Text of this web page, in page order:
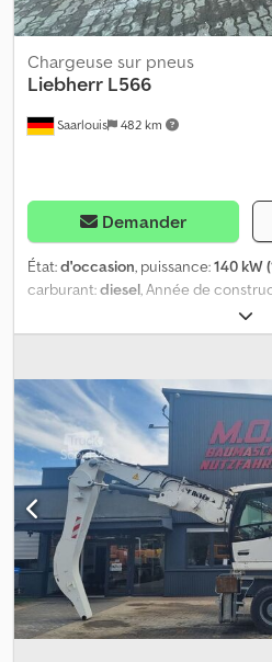
Saarlouis 482 km
Chargeuse sur pneus
Liebherr L566
Demander
État:d'occasion, puissance:140 kW
carburant:diesel, Année de
, Nombre
Abxock